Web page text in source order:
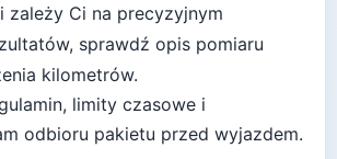
zależy Ci na precyzyjnym
sprawdź opis pomiaru
kilometrów.
limity czasowe i
odbioru pakietu przed wyjazdem.